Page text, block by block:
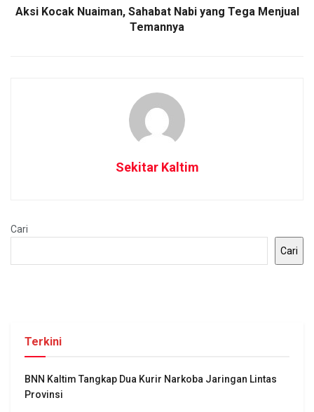
Aksi Kocak Nuaiman, Sahabat Nabi yang Tega Menjual
Temannya
Sekitar Kaltim
Cari
Cari
Terkini
BNN Kaltim Tangkap Dua Kurir Narkoba Jaringan Lintas
Provinsi